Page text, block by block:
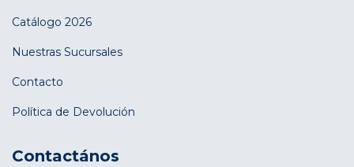
Catálogo 2026
Nuestras Sucursales
Contacto
Política de Devolución
Contactános